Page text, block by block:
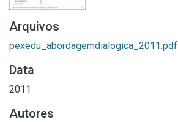
Arquivos
pexedu_abordagemdialogica_2011.pdf
Data
2011
Autores